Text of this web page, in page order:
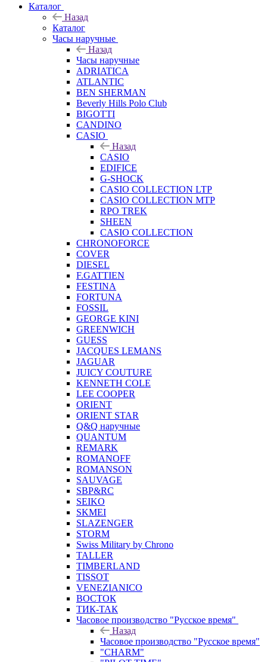
Каталог
Назад
Каталог
Часы наручные
Назад
Часы наручные
ADRIATICA
ATLANTIC
BEN SHERMAN
Beverly Hills Polo Club
BIGOTTI
CANDINO
CASIO
Назад
CASIO
EDIFICE
G-SHOCK
CASIO COLLECTION LTP
CASIO COLLECTION MTP
RPO TREK
SHEEN
CASIO COLLECTION
CHRONOFORCE
COVER
DIESEL
F.GATTIEN
FESTINA
FORTUNA
FOSSIL
GEORGE KINI
GREENWICH
GUESS
JACQUES LEMANS
JAGUAR
JUICY COUTURE
KENNETH COLE
LEE COOPER
ORIENT
ORIENT STAR
Q&Q наручные
QUANTUM
REMARK
ROMANOFF
ROMANSON
SAUVAGE
SBP&RC
SEIKO
SKMEI
SLAZENGER
STORM
Swiss Military by Chrono
TALLER
TIMBERLAND
TISSOT
VENEZIANICO
ВОСТОК
ТИК-ТАК
Часовое производство "Русское время"
Назад
Часовое производство "Русское время"
"CHARM"